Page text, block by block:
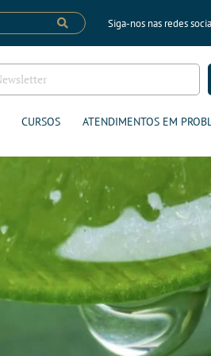
Siga-nos nas redes
CURSOS ATENDIMENTOS EM